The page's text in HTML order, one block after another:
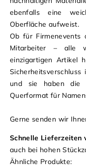
ebenfalls eine
Oberfläche aufweist.
Ob für Firmenevents
Mitarbeiter – alle
einzigartigen Artikel
und sie haben die
Querformat für
Gerne senden wir
Schnelle Lieferzeiten
auch bei hohen
Ähnliche Produkte: